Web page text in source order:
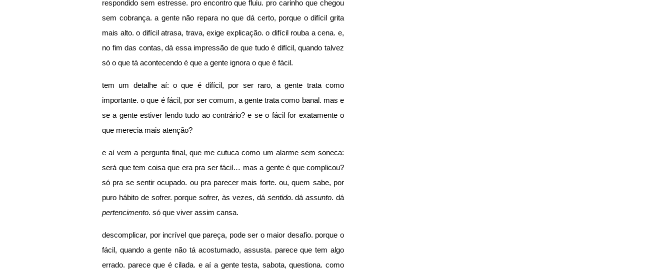
respondido sem estresse. pro encontro que fluiu. pro carinho que chegou
sem cobrança. a gente não repara no que dá certo, porque o difícil grita
mais alto. o difícil atrasa, trava, exige explicação. o difícil rouba a cena. e,
no fim das contas, dá essa impressão de que tudo é difícil, quando talvez
só o que tá acontecendo é que a gente ignora o que é fácil.
tem um detalhe aí: o que é difícil, por ser raro, a gente trata como
importante. o que é fácil, por ser comum, a gente trata como banal. mas e
se a gente estiver lendo tudo ao contrário? e se o fácil for exatamente o
que merecia mais atenção?
e aí vem a pergunta final, que me cutuca como um alarme sem soneca:
será que tem coisa que era pra ser fácil… mas a gente é que complicou?
só pra se sentir ocupado. ou pra parecer mais forte. ou, quem sabe, por
puro hábito de sofrer. porque sofrer, às vezes, dá sentido. dá assunto
pertencimento. só que viver assim cansa.
descomplicar, por incrível que pareça, pode ser o maior desafio. porque o
fácil, quando a gente não tá acostumado, assusta. parece que tem algo
errado. parece que é cilada. e aí a gente testa, sabota, questiona. como